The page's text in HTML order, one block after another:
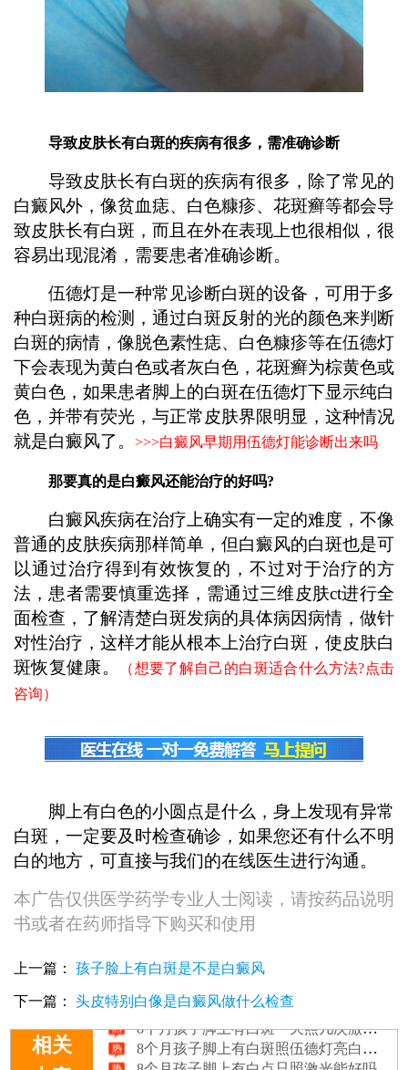
导致皮肤长有白斑的疾病有很多，需准确诊断
导致皮肤长有白斑的疾病有很多，除了常见的
白癜风外，像贫血痣、白色糠疹、花斑癣等都会导
致皮肤长有白斑，而且在外在表现上也很相似，很
容易出现混淆，需要患者准确诊断。
伍德灯是一种常见诊断白斑的设备，可用于多
种白斑病的检测，通过白斑反射的光的颜色来判断
白斑的病情，像脱色素性痣、白色糠疹等在伍德灯
下会表现为黄白色或者灰白色，花斑癣为棕黄色或
黄白色，如果患者脚上的白斑在伍德灯下显示纯白
色，并带有荧光，与正常皮肤界限明显，这种情况
就是白癜风了。
>>>白癜风早期用伍德灯能诊断出来吗
那要真的是白癜风还能治疗的好吗?
白癜风疾病在治疗上确实有一定的难度，不像
普通的皮肤疾病那样简单，但白癜风的白斑也是可
以通过治疗得到有效恢复的，不过对于治疗的方
法，患者需要慎重选择，需通过三维皮肤ct进行全
面检查，了解清楚白斑发病的具体病因病情，做针
对性治疗，这样才能从根本上治疗白斑，使皮肤白
斑恢复健康。
（想要了解自己的白斑适合什么方法?点击
咨询）
脚上有白色的小圆点是什么，身上发现有异常
白斑，一定要及时检查确诊，如果您还有什么不明
白的地方，可直接与我们的在线医生进行沟通。
本广告仅供医学药学专业人士阅读，请按药品说明
书或者在药师指导下购买和使用
上一篇： 孩子脸上有白斑是不是白癜风
下一篇： 头皮特别白像是白癜风做什么检查
相关
1岁孩子脚上有白斑是白癜风吗，哪种方法诊断
8个月孩子脚上有白斑一天照几次激光比较合适
8个月孩子脚上有白斑照伍德灯亮白色是不是白癜风
8个月孩子脚上有白点只照激光能好吗